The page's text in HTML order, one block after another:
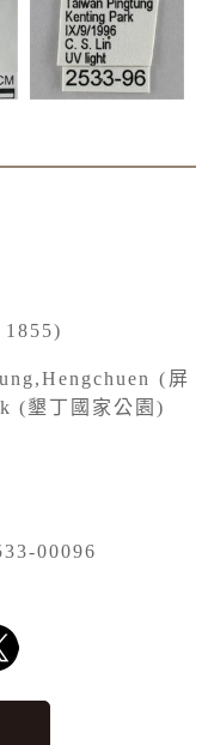
(屏
(墾丁國家公園)
00096